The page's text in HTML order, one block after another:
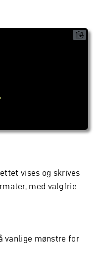
vises og skrives
med valgfrie
vanlige mønstre for